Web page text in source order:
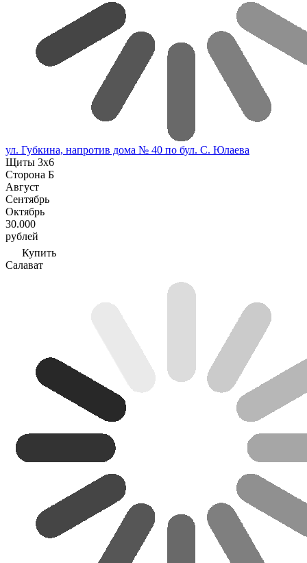
ул. Губкина, напротив дома № 40 по бул. С. Юлаева
Щиты 3х6
Сторона Б
Август
Сентябрь
Октябрь
30.000
рублей
Купить
Салават